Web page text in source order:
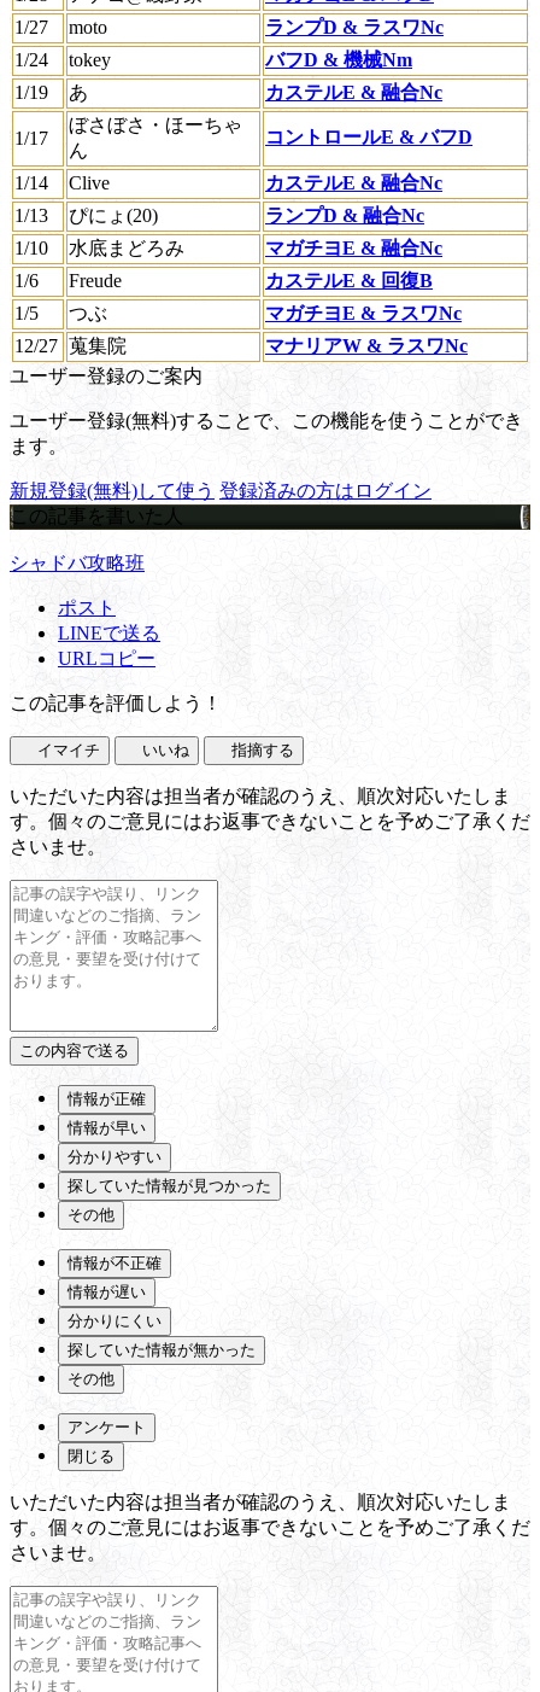
1/27
moto
ランプD & ラスワNc
1/24
tokey
バフD & 機械Nm
1/19
あ カステルE & 融合Nc
1/17
ぼさぼさ・ほーちゃ
ん
コントロールE & バフD
1/14 Clive
カステルE & 融合Nc
1/13
ぴにょ(20)
ランプD & 融合Nc
1/10
水底まどろみ
マガチヨE & 融合Nc
1/6
Freude
カステルE & 回復B
1/5
つぶ
マガチヨE & ラスワNc
12/27 蒐集院
マナリアW & ラスワNc
ユーザー登録のご案内
ユーザー登録(無料)することで、この機能を使うことができ
ます。
新規登録(無料)して使う 登録済みの方はログイン
この記事を書いた人
シャドバ攻略班
ポスト
LINEで送る
URLコピー
この記事を評価しよう！
イマイチ いいね 指摘する
いただいた内容は担当者が確認のうえ、順次対応いたしま
す。個々のご意見にはお返事できないことを予めご了承くだ
さいませ。
情報が正確
情報が早い
分かりやすい
探していた情報が見つかった
その他
情報が不正確
情報が遅い
分かりにくい
探していた情報が無かった
その他
アンケート
閉じる
いただいた内容は担当者が確認のうえ、順次対応いたしま
す。個々のご意見にはお返事できないことを予めご了承くだ
さいませ。